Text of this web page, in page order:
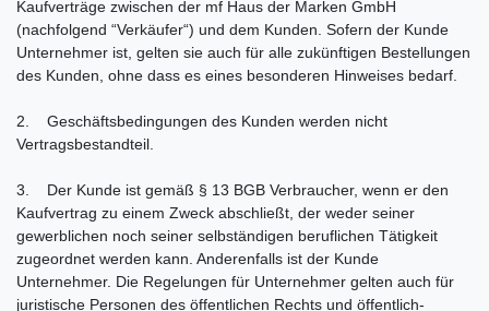
Kaufverträge zwischen der mf Haus der Marken GmbH
(nachfolgend “Verkäufer“) und dem Kunden. Sofern der Kunde
Unternehmer ist, gelten sie auch für alle zukünftigen Bestellungen
des Kunden, ohne dass es eines besonderen Hinweises bedarf.
2. Geschäftsbedingungen des Kunden werden nicht
Vertragsbestandteil.
3. Der Kunde ist gemäß § 13 BGB Verbraucher, wenn er den
Kaufvertrag zu einem Zweck abschließt, der weder seiner
gewerblichen noch seiner selbständigen beruflichen Tätigkeit
zugeordnet werden kann. Anderenfalls ist der Kunde
Unternehmer. Die Regelungen für Unternehmer gelten auch für
juristische Personen des öffentlichen Rechts und öffentlich-